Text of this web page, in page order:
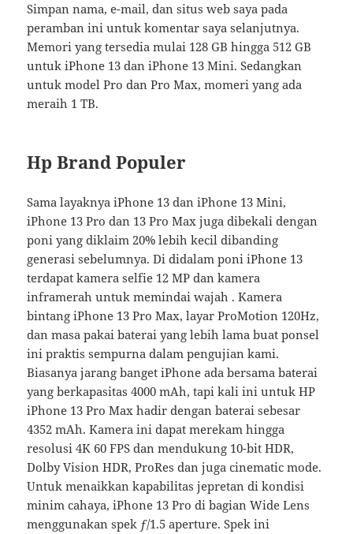
Simpan nama, e-mail, dan situs web saya pada
peramban ini untuk komentar saya selanjutnya.
Memori yang tersedia mulai 128 GB hingga 512 GB
untuk iPhone 13 dan iPhone 13 Mini. Sedangkan
untuk model Pro dan Pro Max, momeri yang ada
meraih 1 TB.
Hp Brand Populer
Sama layaknya iPhone 13 dan iPhone 13 Mini,
iPhone 13 Pro dan 13 Pro Max juga dibekali dengan
poni yang diklaim 20% lebih kecil dibanding
generasi sebelumnya. Di didalam poni iPhone 13
terdapat kamera selfie 12 MP dan kamera
inframerah untuk memindai wajah . Kamera
bintang iPhone 13 Pro Max, layar ProMotion 120Hz,
dan masa pakai baterai yang lebih lama buat ponsel
ini praktis sempurna dalam pengujian kami.
Biasanya jarang banget iPhone ada bersama baterai
yang berkapasitas 4000 mAh, tapi kali ini untuk HP
iPhone 13 Pro Max hadir dengan baterai sebesar
4352 mAh. Kamera ini dapat merekam hingga
resolusi 4K 60 FPS dan mendukung 10-bit HDR,
Dolby Vision HDR, ProRes dan juga cinematic mode.
Untuk menaikkan kapabilitas jepretan di kondisi
minim cahaya, iPhone 13 Pro di bagian Wide Lens
menggunakan spek ƒ/1.5 aperture. Spek ini